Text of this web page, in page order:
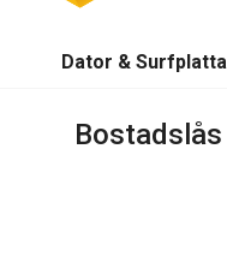
Dator & Surfplatta
Bostadslås